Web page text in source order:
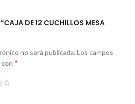
DE 12 CUCHILLOS MESA
no será publicada. Los campos
*